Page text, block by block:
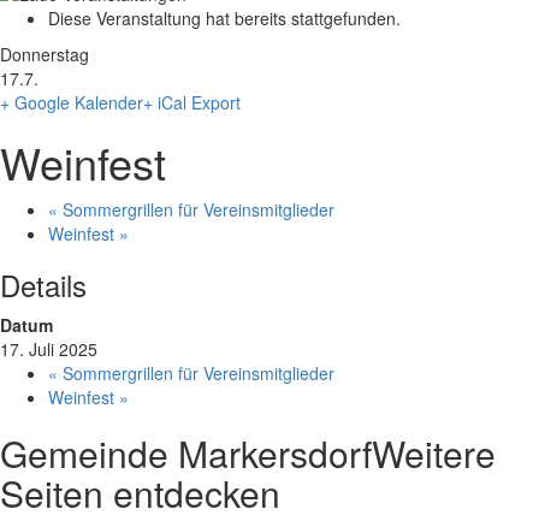
Diese Veranstaltung hat bereits stattgefunden.
Donnerstag
17.7.
+ Google Kalender+ iCal Export
Weinfest
« Sommergrillen für Vereinsmitglieder
Weinfest »
Details
Datum
17. Juli 2025
« Sommergrillen für Vereinsmitglieder
Weinfest »
Gemeinde MarkersdorfWeitere
Seiten entdecken